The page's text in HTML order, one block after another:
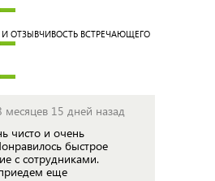
И ОТЗЫВЧИВОСТЬ ВСТРЕЧАЮЩЕГО
месяцев 15 дней назад
чисто и очень
быстрое
с сотрудниками.
еще